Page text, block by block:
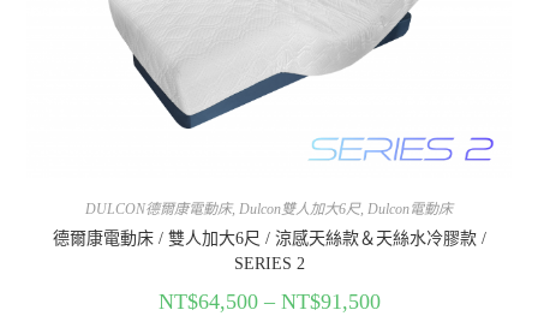
DULCON德爾康電動床, Dulcon雙人加大6尺, Dulcon電動床
德爾康電動床 / 雙人加大6尺 / 涼感天絲款＆天絲水冷膠款 /
SERIES 2
NT$64,500– NT$91,500